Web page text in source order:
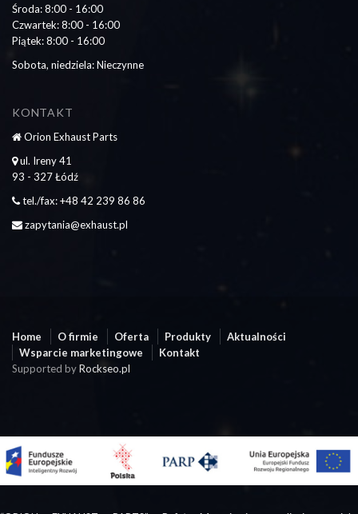
Środa: 8:00 - 16:00
Czwartek: 8:00 - 16:00
Piątek: 8:00 - 16:00
Sobota, niedziela: Nieczynne
KONTAKT
Orion Exhaust Parts
ul. Ireny 41
93 - 327 Łódź
tel./fax: +48 42 239 86 86
zapytania@exhaust.pl
Home O firmie Oferta Produkty
Aktualności
Wsparcie marketingowe
Kontakt
Supported byRockseo.pl